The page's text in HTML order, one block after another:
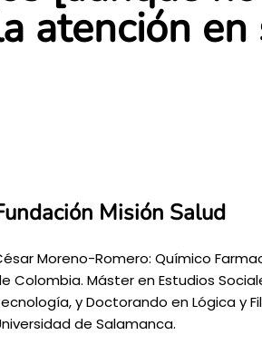
atención en
Misión Salud
Moreno-Romero: Químico
Colombia. Máster en Estudios
y Doctorando en Lógica y
de Salamanca.